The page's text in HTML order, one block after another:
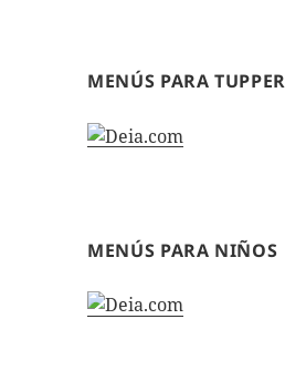
MENÚS PARA TUPPER
MENÚS PARA NIÑOS